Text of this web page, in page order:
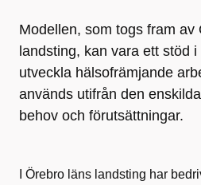
Modellen, som togs fram av
landsting, kan vara ett stöd
utveckla hälsofrämjande
används utifrån den
behov och förutsättningar.
I Örebro läns landsting har